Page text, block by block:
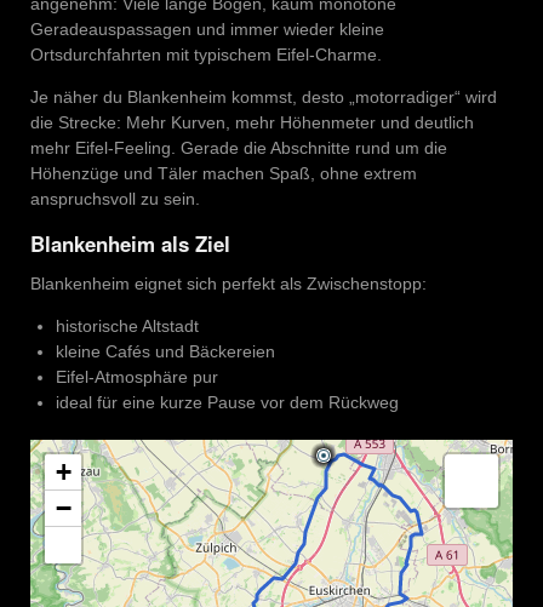
angenehm: Viele lange Bögen, kaum monotone
Geradeauspassagen und immer wieder kleine
Ortsdurchfahrten mit typischem Eifel-Charme.
Je näher du Blankenheim kommst, desto „motorradiger“ wird
die Strecke: Mehr Kurven, mehr Höhenmeter und deutlich
mehr Eifel-Feeling. Gerade die Abschnitte rund um die
Höhenzüge und Täler machen Spaß, ohne extrem
anspruchsvoll zu sein.
Blankenheim als Ziel
Blankenheim eignet sich perfekt als Zwischenstopp:
historische Altstadt
kleine Cafés und Bäckereien
Eifel-Atmosphäre pur
ideal für eine kurze Pause vor dem Rückweg
+
−